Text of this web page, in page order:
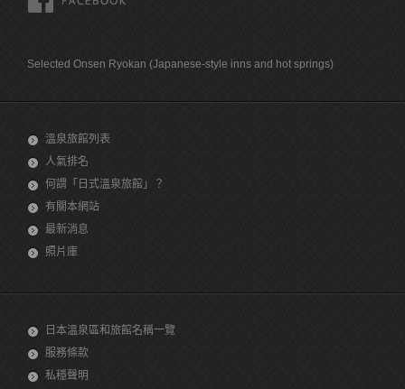
Selected Onsen Ryokan (Japanese-style inns and hot springs)
溫泉旅館列表
人氣排名
何謂「日式溫泉旅館」？
有關本網站
最新消息
照片庫
日本溫泉區和旅館名稱一覽
服務條款
私穩聲明